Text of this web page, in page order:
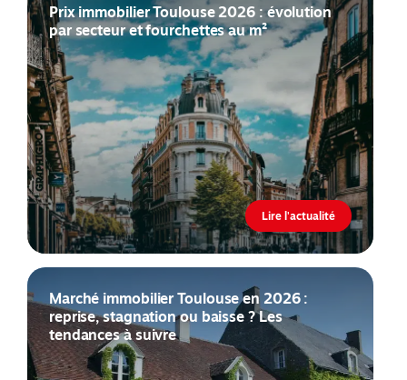
Prix immobilier Toulouse 2026 : évolution
par secteur et fourchettes au m²
Lire l'actualité
Marché immobilier Toulouse en 2026 :
reprise, stagnation ou baisse ? Les
tendances à suivre